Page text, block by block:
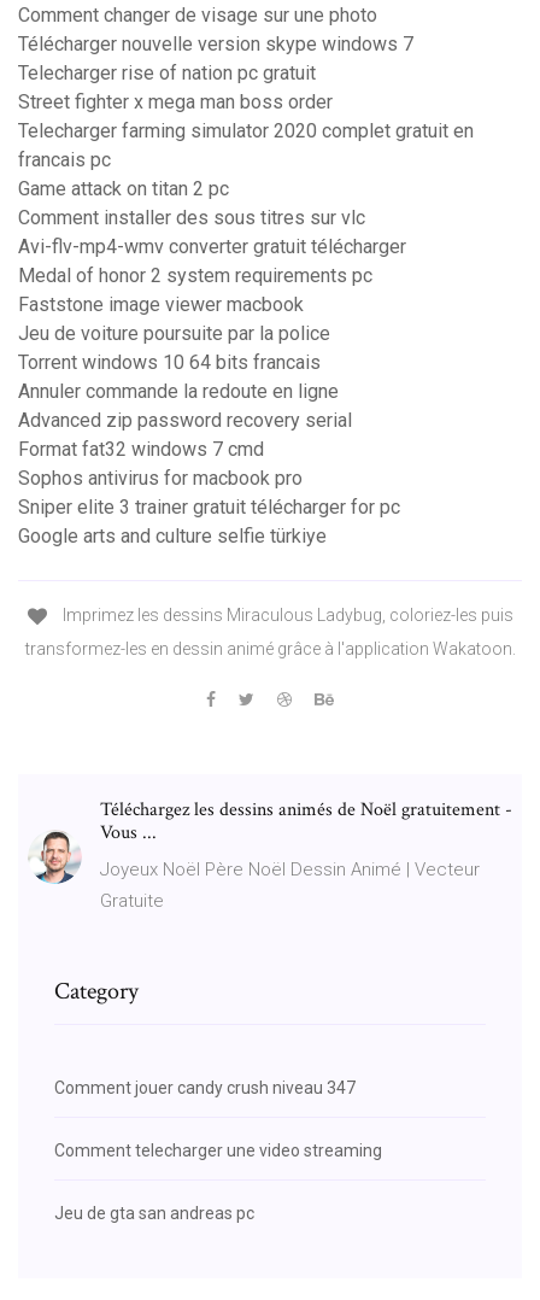
Comment changer de visage sur une photo
Télécharger nouvelle version skype windows 7
Telecharger rise of nation pc gratuit
Street fighter x mega man boss order
Telecharger farming simulator 2020 complet gratuit en
francais pc
Game attack on titan 2 pc
Comment installer des sous titres sur vlc
Avi-flv-mp4-wmv converter gratuit télécharger
Medal of honor 2 system requirements pc
Faststone image viewer macbook
Jeu de voiture poursuite par la police
Torrent windows 10 64 bits francais
Annuler commande la redoute en ligne
Advanced zip password recovery serial
Format fat32 windows 7 cmd
Sophos antivirus for macbook pro
Sniper elite 3 trainer gratuit télécharger for pc
Google arts and culture selfie türkiye
Imprimez les dessins Miraculous Ladybug, coloriez-les puis
transformez-les en dessin animé grâce à l'application Wakatoon.
Téléchargez les dessins animés de Noël gratuitement -
Vous ...
Joyeux Noël Père Noël Dessin Animé | Vecteur
Gratuite
Category
Comment jouer candy crush niveau 347
Comment telecharger une video streaming
Jeu de gta san andreas pc